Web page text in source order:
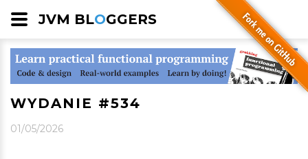
JVM BLOGGERS
WYDANIE #534
01/05/2026